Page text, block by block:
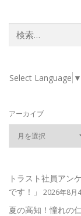
索:
Select Language ▼
アーカイブ
トラスト社員アン
です！」
2026年8月
夏の高知！憧れの